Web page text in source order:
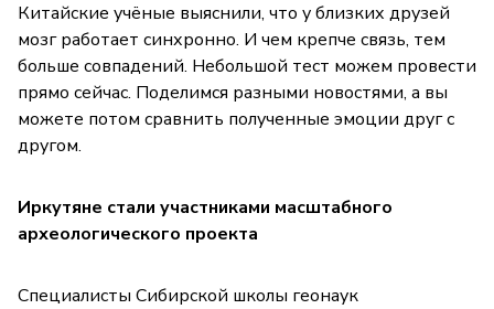
Китайские учёные выяснили, что у близких друзей
мозг работает синхронно. И чем крепче связь, тем
больше совпадений. Небольшой тест можем провести
прямо сейчас. Поделимся разными новостями, а вы
можете потом сравнить полученные эмоции друг с
другом.
Иркутяне стали участниками масштабного
археологического проекта
Специалисты Сибирской школы геонаук